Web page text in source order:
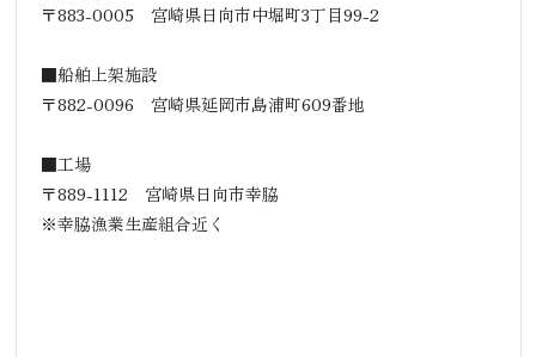
〒883-0005 宮崎県日向市中堀町3丁目99-2
■船舶上架施設
〒882-0096 宮崎県延岡市島浦町609番地
■工場
〒889-1112 宮崎県日向市幸脇
※幸脇漁業生産組合近く